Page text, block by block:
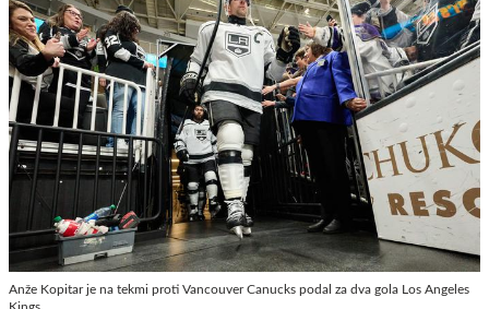
Anže Kopitar je na tekmi proti Vancouver Canucks podal za dva gola Los Angeles
Kings.